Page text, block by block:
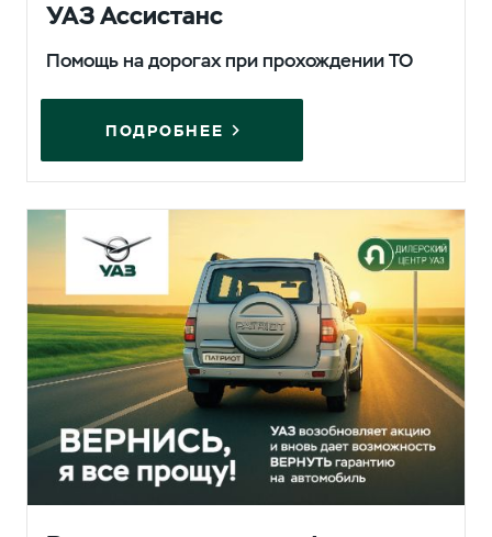
УАЗ Ассистанс
Помощь на дорогах при прохождении ТО
ПОДРОБНЕЕ